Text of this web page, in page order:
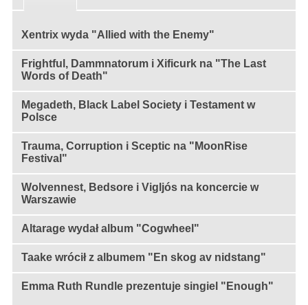
Xentrix wyda "Allied with the Enemy"
Frightful, Dammnatorum i Xificurk na "The Last
Words of Death"
Megadeth, Black Label Society i Testament w
Polsce
Trauma, Corruption i Sceptic na "MoonRise
Festival"
Wolvennest, Bedsore i Vigljós na koncercie w
Warszawie
Altarage wydał album "Cogwheel"
Taake wrócił z albumem "En skog av nidstang"
Emma Ruth Rundle prezentuje singiel "Enough"